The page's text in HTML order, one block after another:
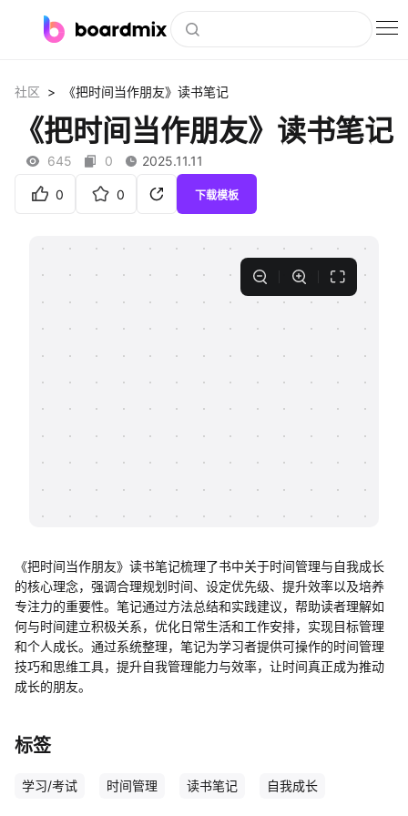
社区资源
下载
私有化部署
支持
帮助中心
社区 > 《把时间当作朋友》读书笔记
《把时间当作朋友》读书笔记
645 0 2025.11.11
0 0 下载模板
《把时间当作朋友》读书笔记梳理了书中关于时间管理与自我成长
的核心理念，强调合理规划时间、设定优先级、提升效率以及培养
专注力的重要性。笔记通过方法总结和实践建议，帮助读者理解如
何与时间建立积极关系，优化日常生活和工作安排，实现目标管理
和个人成长。通过系统整理，笔记为学习者提供可操作的时间管理
技巧和思维工具，提升自我管理能力与效率，让时间真正成为推动
成长的朋友。
标签
学习/考试 时间管理 读书笔记 自我成长